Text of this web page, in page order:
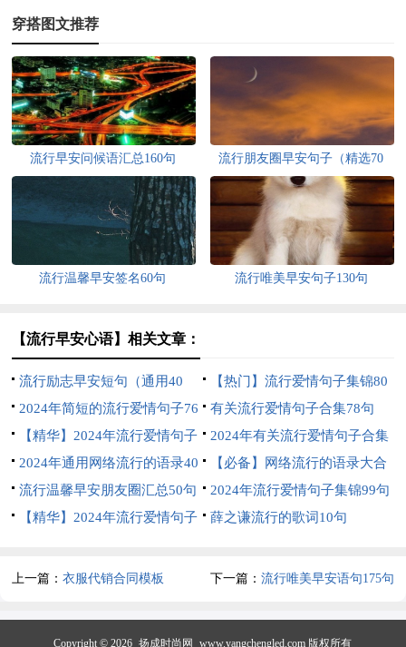
穿搭图文推荐
流行早安问候语汇总160句
流行朋友圈早安句子（精选70
句）
流行温馨早安签名60句 流行唯美早安句子130句
【流行早安心语】相关文章：
流行励志早安短句（通用40
句）
【热门】流行爱情句子集锦80
条
2024年简短的流行爱情句子76
条
有关流行爱情句子合集78句
【精华】2024年流行爱情句子
集锦96句
2024年有关流行爱情句子合集
90条
2024年通用网络流行的语录40
句
【必备】网络流行的语录大合
集73条
流行温馨早安朋友圈汇总50句
2024年流行爱情句子集锦99句
【精华】2024年流行爱情句子
薛之谦流行的歌词10句
上一篇：衣服代销合同模板 下一篇： 流行唯美早安语句175句
Copyright © 2026 扬成时尚网 www.yangchengled.com 版权所有